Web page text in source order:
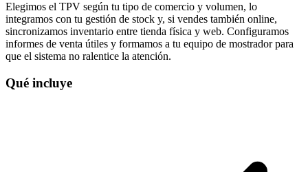
Elegimos el TPV según tu tipo de comercio y volumen, lo
integramos con tu gestión de stock y, si vendes también online,
sincronizamos inventario entre tienda física y web. Configuramos
informes de venta útiles y formamos a tu equipo de mostrador para
que el sistema no ralentice la atención.
Qué incluye